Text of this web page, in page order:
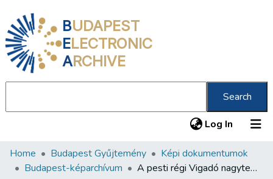
BUDAPEST
ELECTRONIC
ARCHIVE
Search
Log In (current)
Communities & Collections
Home Budapest Gyűjtemény
Képi dokumentumok
Budapest-képarchívum
A pesti régi Vigadó nagyterme